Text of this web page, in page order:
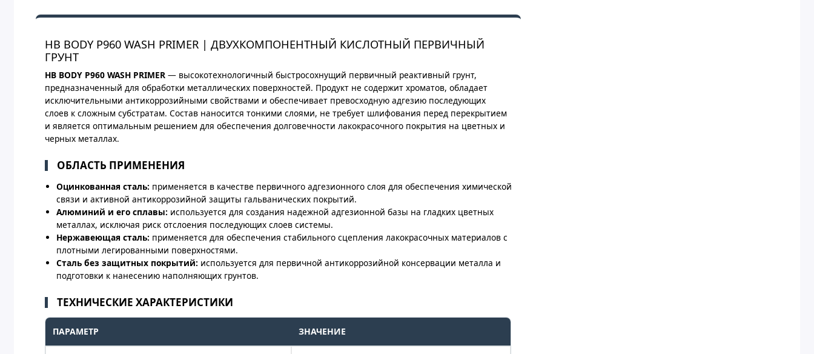
HB BODY P960 WASH PRIMER | ДВУХКОМПОНЕНТНЫЙ КИСЛОТНЫЙ ПЕРВИЧНЫЙ
ГРУНТ
HB BODY P960 WASH PRIMER — высокотехнологичный быстросохнущий первичный реактивный грунт,
предназначенный для обработки металлических поверхностей. Продукт не содержит хроматов, обладает
исключительными антикоррозийными свойствами и обеспечивает превосходную адгезию последующих
слоев к сложным субстратам. Состав наносится тонкими слоями, не требует шлифования перед перекрытием
и является оптимальным решением для обеспечения долговечности лакокрасочного покрытия на цветных и
черных металлах.
ОБЛАСТЬ ПРИМЕНЕНИЯ
Оцинкованная сталь: применяется в качестве первичного адгезионного слоя для обеспечения химической
связи и активной антикоррозийной защиты гальванических покрытий.
Алюминий и его сплавы: используется для создания надежной адгезионной базы на гладких цветных
металлах, исключая риск отслоения последующих слоев системы.
Нержавеющая сталь: применяется для обеспечения стабильного сцепления лакокрасочных материалов с
плотными легированными поверхностями.
Сталь без защитных покрытий: используется для первичной антикоррозийной консервации металла и
подготовки к нанесению наполняющих грунтов.
ТЕХНИЧЕСКИЕ ХАРАКТЕРИСТИКИ
ПАРАМЕТР ЗНАЧЕНИЕ